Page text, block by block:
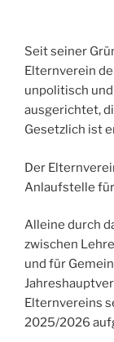
Seit seiner
Elternverein
unpolitisch
ausgerichtet,
Gesetzlich ist
Der
Anlaufstelle
Alleine durch
zwischen
und für
Elternvereins
2025/2026